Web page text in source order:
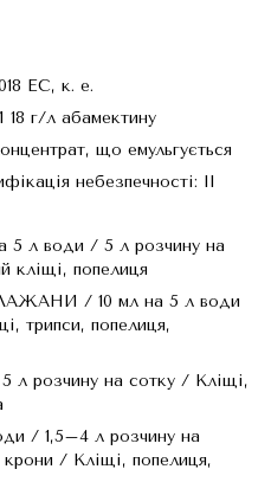
EC, к. е.
г/л абамектину
що емульгується
небезпечності: II
л води / 5 л розчину на
кліщі, попелиця
/ 10 мл на 5 л води
трипси, попелиця,
розчину на сотку / Кліщі,
/ 1,5–4 л розчину на
/ Кліщі, попелиця,